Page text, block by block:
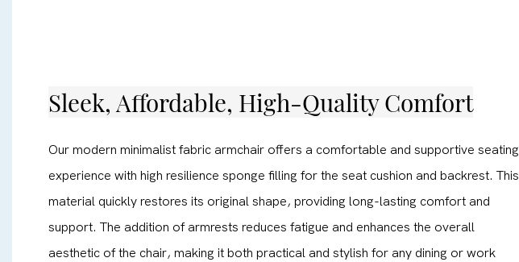
Sleek, Affordable, High-Quality Comfort
Our modern minimalist fabric armchair offers a comfortable and supportive seating
experience with high resilience sponge filling for the seat cushion and backrest. This
material quickly restores its original shape, providing long-lasting comfort and
support. The addition of armrests reduces fatigue and enhances the overall
aesthetic of the chair, making it both practical and stylish for any dining or work